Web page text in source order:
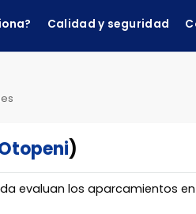
Calidad y seguridad
)
evaluan los aparcamientos